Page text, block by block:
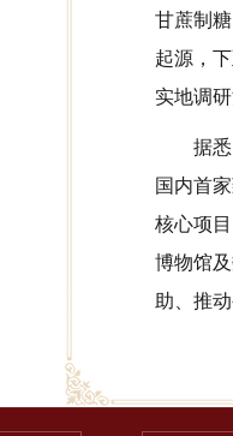
甘蔗制
起源，
实地调
据
国内首
核心项
博物馆
助、推